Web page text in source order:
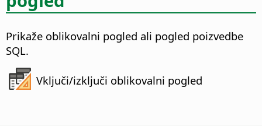
Prikaže oblikovalni pogled ali pogled poizvedbe
SQL.
Vključi/izključi oblikovalni pogled